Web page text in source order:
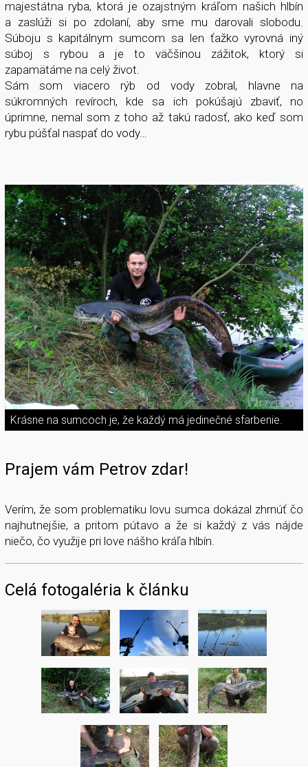
majestátna ryba, ktorá je ozajstným kráľom našich hlbín
a zaslúži si po zdolaní, aby sme mu darovali slobodu.
Súboju s kapitálnym sumcom sa len ťažko vyrovná iný
súboj s rybou a je to väčšinou zážitok, ktorý si
zapamätáme na celý život.
Sám som viacero rýb od vody zobral, hlavne na
súkromných revíroch, kde sa ich pokúšajú zbaviť, no
úprimne, nemal som z toho až takú radosť, ako keď som
rybu púšťal naspať do vody…
Krásne na sumcoch je, že každý má jedinečné sfarbenie.
Prajem vám Petrov zdar!
Verím, že som problematiku lovu sumca dokázal zhrnúť čo
najhutnejšie, a pritom pútavo a že si každý z vás nájde
niečo, čo využije pri love nášho kráľa hlbín.
Celá fotogaléria k článku